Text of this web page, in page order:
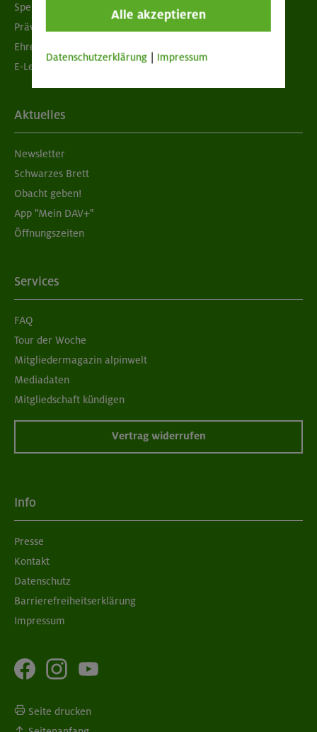
Spenden
Prävention sexualisierter Gewalt
Ehrenamtsbörse
E-Learning
Aktuelles
Newsletter
Schwarzes Brett
Obacht geben!
App "Mein DAV+"
Öffnungszeiten
Services
FAQ
Tour der Woche
Mitgliedermagazin alpinwelt
Mediadaten
Mitgliedschaft kündigen
Vertrag widerrufen
Info
Presse
Kontakt
Datenschutz
Barrierefreiheitserklärung
Impressum
Seite drucken
Alle akzeptieren
Datenschutzerklärung Impressum